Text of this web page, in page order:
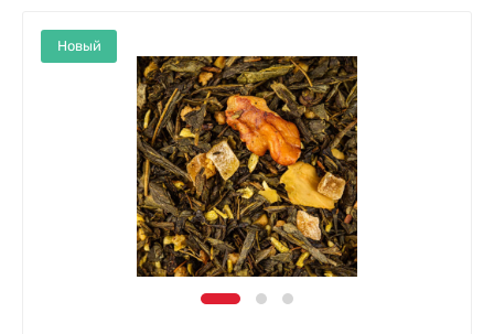
Новый